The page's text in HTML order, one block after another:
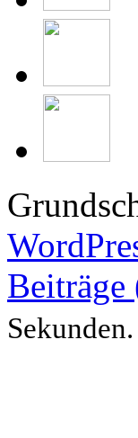
Beiträge
Sekunden.